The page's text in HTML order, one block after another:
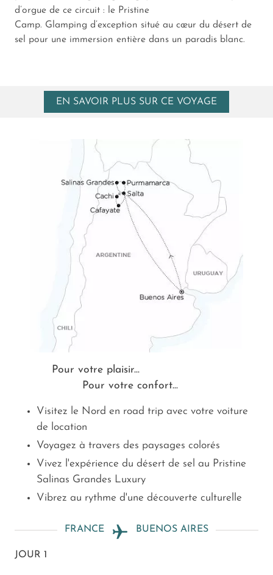
d’orgue de ce circuit : le Pristine
Camp. Glamping d’exception situé au cœur du désert de
sel pour une immersion entière dans un paradis blanc.
EN SAVOIR PLUS SUR CE VOYAGE
Pour votre plaisir...
Pour votre confort...
Visitez le Nord en road trip avec votre voiture
de location
Voyagez à travers des paysages colorés
Vivez l'expérience du désert de sel au Pristine
Salinas Grandes Luxury
Vibrez au rythme d'une découverte culturelle
FRANCE BUENOS AIRES
JOUR 1